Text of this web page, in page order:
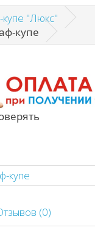
"Люкс"
купе
(0)